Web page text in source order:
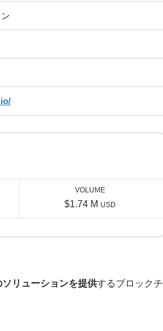
VOLUME
$1.74 M USD
ソリューションを提供するブロックチ